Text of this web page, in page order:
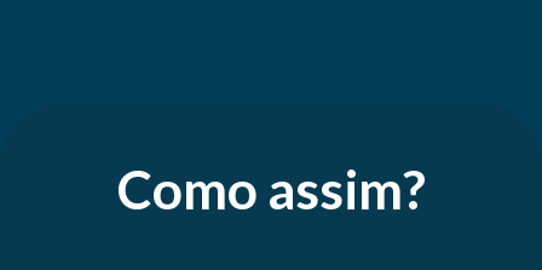
Como assim?